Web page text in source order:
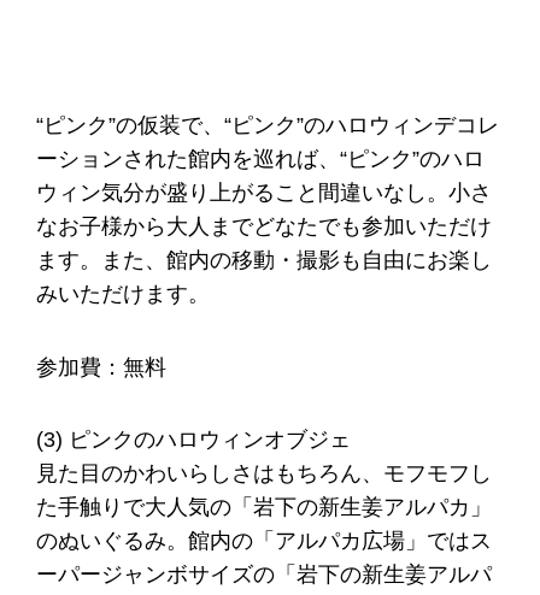
“ピンク”の仮装で、“ピンク”のハロウィンデコレ
ーションされた館内を巡れば、“ピンク”のハロ
ウィン気分が盛り上がること間違いなし。小さ
なお子様から大人までどなたでも参加いただけ
ます。また、館内の移動・撮影も自由にお楽し
みいただけます。
参加費：無料
(3) ピンクのハロウィンオブジェ
見た目のかわいらしさはもちろん、モフモフし
た手触りで大人気の「岩下の新生姜アルパカ」
のぬいぐるみ。館内の「アルパカ広場」ではス
ーパージャンボサイズの「岩下の新生姜アルパ